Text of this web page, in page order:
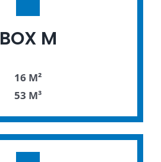
BOX M
16 M²
53 M³